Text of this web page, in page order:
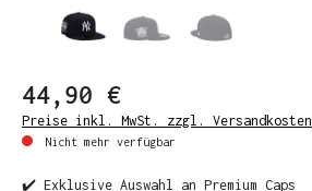
44,90 €
Preise inkl. MwSt. zzgl. Versandkosten
Nicht mehr verfügbar
✔️ Exklusive Auswahl an Premium Caps